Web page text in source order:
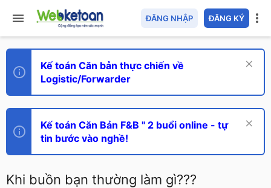
ĐĂNG NHẬP ĐĂNG KÝ
Kế toán Căn bản thực chiến về
Logistic/Forwarder
Kế toán Căn Bản F&B " 2 buổi online - tự
tin bước vào nghề!
Khi buồn bạn thường làm gì???